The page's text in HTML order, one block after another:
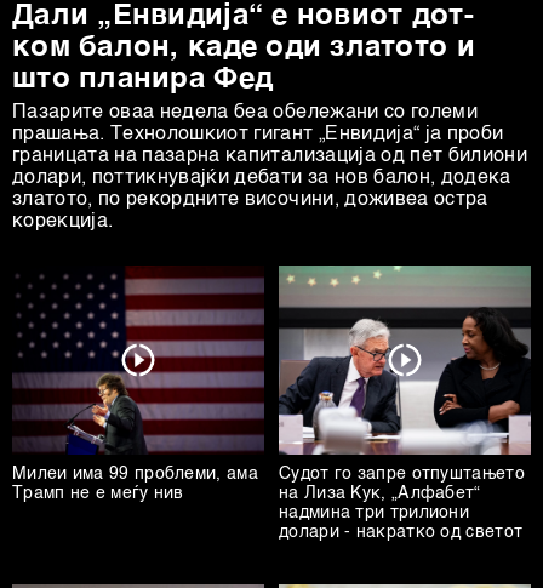
Дали „Енвидија“ е новиот дот-
ком балон, каде оди златото и
што планира Фед
Пазарите оваа недела беа обележани со големи
прашања. Технолошкиот гигант „Енвидија“ ја проби
границата на пазарна капитализација од пет билиони
долари, поттикнувајќи дебати за нов балон, додека
златото, по рекордните височини, доживеа остра
корекција.
Милеи има 99 проблеми, ама
Трамп не е меѓу нив
Судот го запре отпуштањето
на Лиза Кук, „Алфабет“
надмина три трилиони
долари - накратко од светот